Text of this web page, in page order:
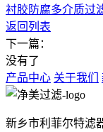
衬胶防腐多介质过
返回列表
下一篇：
没有了
产品中心 关于我们
新乡市利菲尔特滤